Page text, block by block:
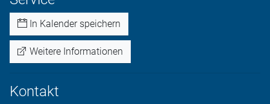
In Kalender speichern
Weitere Informationen
Kontakt